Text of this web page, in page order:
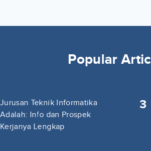
Popular
Jurusan Teknik Informatika
Adalah: Info dan Prospek
Kerjanya Lengkap
3